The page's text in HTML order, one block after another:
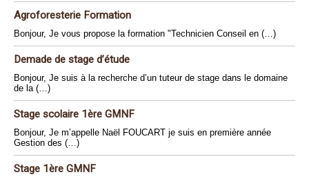
Agroforesterie Formation
Bonjour, Je vous propose la formation "Technicien Conseil en (…)
Demade de stage d’étude
Bonjour, Je suis à la recherche d’un tuteur de stage dans le domaine
de la (…)
Stage scolaire 1ère GMNF
Bonjour, Je m’appelle Naël FOUCART je suis en première année
Gestion des (…)
Stage 1ère GMNF